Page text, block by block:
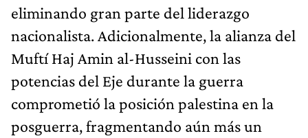
eliminando gran parte del liderazgo
nacionalista. Adicionalmente, la alianza del
Muftí Haj Amin al-Husseini con las
potencias del Eje durante la guerra
comprometió la posición palestina en la
posguerra, fragmentando aún más un